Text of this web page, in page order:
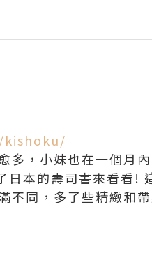
多，小妹也在一個月
日本的壽司書來看看!
同，多了些精緻和